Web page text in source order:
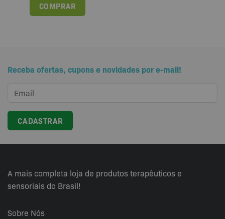
COMPRAR
Receba ofertas, cupons e novidades por e-mail!
A mais completa loja de produtos terapêuticos e
sensoriais do Brasil!
Sobre Nós